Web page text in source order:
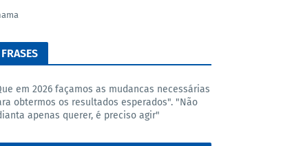
FRASES
em 2026 façamos as mudancas necessárias
obtermos os resultados esperados". "Não
apenas querer, é preciso agir"